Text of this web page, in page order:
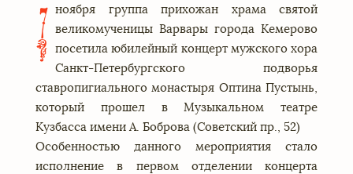
7 ноября группа прихожан храма святой
великомученицы Варвары города Кемерово
посетила юбилейный концерт мужского хора
Санкт-Петербургского подворья
ставропигиального монастыря Оптина Пустынь,
который прошел в Музыкальном театре
Кузбасса имени А. Боброва (Советский пр., 52)
Особенностью данного мероприятия стало
исполнение в первом отделении концерта